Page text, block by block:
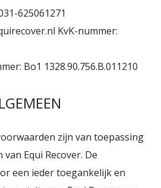
625061271
KvK-nummer:
Bo1 1328.90.756.B.011210
zijn van toepassing
Equi Recover. De
een ieder toegankelijk en